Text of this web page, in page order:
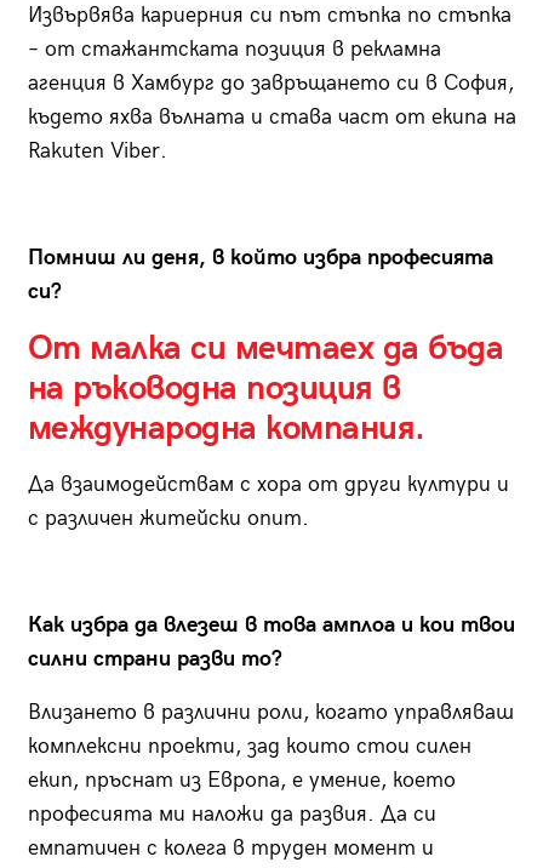
Извървява кариерния си път стъпка по стъпка
– от стажантската позиция в рекламна
агенция в Хамбург до завръщането си в София,
където яхва вълната и става част от екипа на
Rakuten Viber.
Помниш ли деня, в който избра професията
си?
От малка си мечтаех да бъда
на ръководна позиция в
международна компания.
Да взаимодействам с хора от други култури и
с различен житейски опит.
Как избра да влезеш в това амплоа и кои твои
силни страни разви то?
Влизането в различни роли, когато управляваш
комплексни проекти, зад които стои силен
екип, пръснат из Европа, е умение, което
професията ми наложи да развия. Да си
емпатичен с колега в труден момент и